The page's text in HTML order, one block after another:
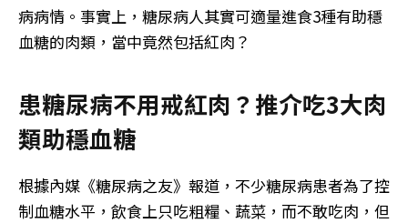
病病情。事實上，糖尿病人其實可適量進食3種有助穩
血糖的肉類，當中竟然包括紅肉？
患糖尿病不用戒紅肉？推介吃3大肉
類助穩血糖
根據內媒《糖尿病之友》報道，不少糖尿病患者為了控
制血糖水平，飲食上只吃粗糧、蔬菜，而不敢吃肉，但